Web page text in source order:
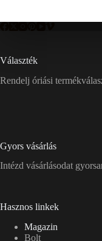
Választék
Rendelj óriási
Gyors vásárlás
Intézd vásárlásodat
Hasznos linkek
Magazin
Bolt